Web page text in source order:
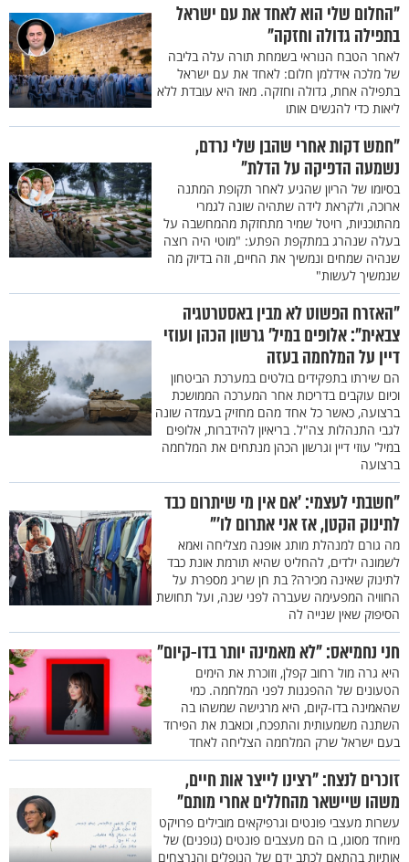
"החלום שלי הוא לאחד את עם ישראל
בתפילה גדולה וחזקה"
לאחר הטבח הנוראי בשמחת תורה עלה בליבה
של מלכה אידלמן חלום: לאחד את עם ישראל
בתפילה אחת, גדולה וחזקה. מאז היא עובדת ללא
ליאות כדי להגשים אותו
"חמש דקות אחרי שהבן שלי נרדם,
נשמעה הדפיקה על הדלת"
בסיומו של הריון שהגיע לאחר תקופת המתנה
ארוכה, ולקראת לידה שתהיה שונה לגמרי
מהתוכניות, רויטל שמיר מתחזקת מהמחשבה על
בעלה שנהרג במתקפת הפתע: "מוטי היה רוצה
שנהיה שמחים ונמשיך את החיים, וזה בדיוק מה
שנמשיך לעשות"
"האזרח הפשוט לא מבין באסטרטגיה
צבאית": אלופים במיל' גרשון הכהן ועוזי
דיין על המלחמה בעזה
הם שירתו בתפקידים בולטים במערכת הביטחון
וכיום עוקבים בדריכות אחר המערכה הממושכת
ברצועה, כאשר כל אחד מהם מחזיק בעמדה שונה
לגבי התנהלות צה"ל. בריאיון להידברות, אלופים
במיל' עוזי דיין וגרשון הכהן מנתחים את המלחמה
ברצועה
"חשבתי לעצמי: 'אם אין מי שיתרום כבד
לתינוק הקטן, אז אני אתרום לו'"
מה גורם למנהלת מותג אופנה מצליחה ואמא
לשמונה ילדים, להחליט שהיא תורמת אונת כבד
לתינוק שאינה מכירה? בת חן שריג מספרת על
החוויה המפעימה שעברה לפני שנה, ועל תחושת
הסיפוק שאין שנייה לה
חני נחמיאס: "לא מאמינה יותר בדו-קיום"
היא גרה מול רחוב קפלן, וזוכרת את הימים
הטעונים של ההפגנות לפני המלחמה. כמי
שהאמינה בדו-קיום, היא מרגישה שמשהו בה
השתנה משמעותית והתפכח, וכואבת את הפירוד
בעם ישראל שרק המלחמה הצליחה לאחד
זוכרים לנצח: "רצינו לייצר אות חיים,
משהו שיישאר מהחללים אחרי מותם"
עשרות מעצבי פונטים וגרפיקאים מובילים פרויקט
מיוחד מסוגו, בו הם מעצבים פונטים (גופנים) של
אותיות בהתאם לכתב ידם של הנופלים והנרצחים